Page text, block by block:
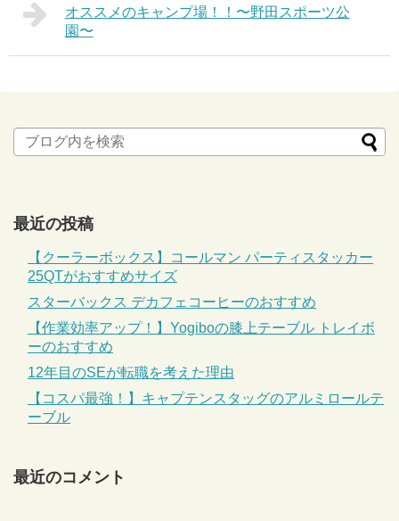
オススメのキャンプ場！！〜野田スポーツ公
園〜
最近の投稿
【クーラーボックス】コールマン パーティスタッカー
25QTがおすすめサイズ
スターバックス デカフェコーヒーのおすすめ
【作業効率アップ！】Yogiboの膝上テーブル トレイボ
ーのおすすめ
12年目のSEが転職を考えた理由
【コスパ最強！】キャプテンスタッグのアルミロールテ
ーブル
最近のコメント